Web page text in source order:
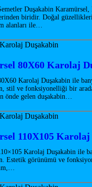
Duşakabin
biridir. Doğal
alanları ile…
80X60 Karolaj
Karolaj Duşakabin ile
stil ve fonksiyonelliği bir
önde gelen duşakabin…
110X105 Karolaj
Karolaj Duşakabin ile
Estetik görünümü ve